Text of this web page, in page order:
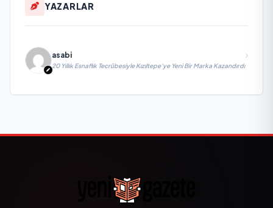
YAZARLAR
asabi
20 Yıllık Esnaflık Tecrübesiyle Kızıltepe'ye Yeni Bir Marka Kazandırdı